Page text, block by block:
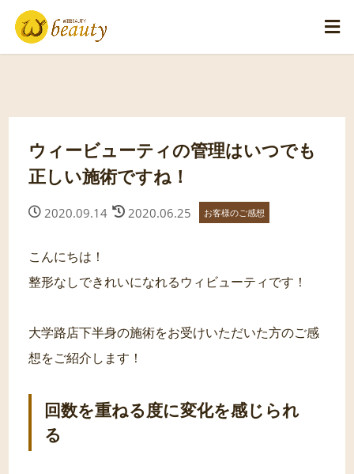
ウィービューティの管理はいつでも
正しい施術ですね！
2020.09.14 2020.06.25 お客様のご感想
こんにちは！
整形なしできれいになれるウィビューティです！
大学路店下半身の施術をお受けいただいた方のご感
想をご紹介します！
回数を重ねる度に変化を感じられ
る